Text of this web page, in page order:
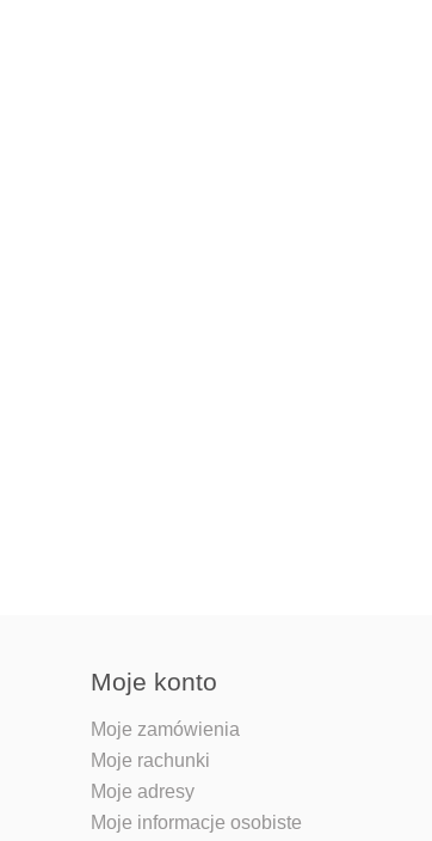
Moje konto
Moje zamówienia
Moje rachunki
Moje adresy
Moje informacje osobiste